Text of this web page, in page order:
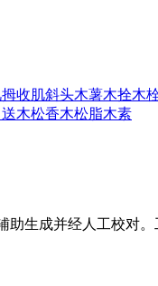
拇收肌斜头木薯木拴木
送木松香木松脂木素
生成并经人工校对